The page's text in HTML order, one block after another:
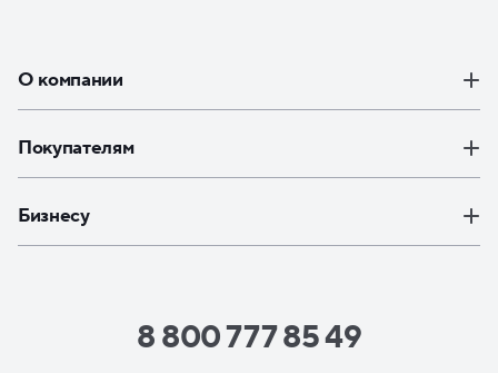
О компании
Покупателям
Бизнесу
8 800 777 85 49